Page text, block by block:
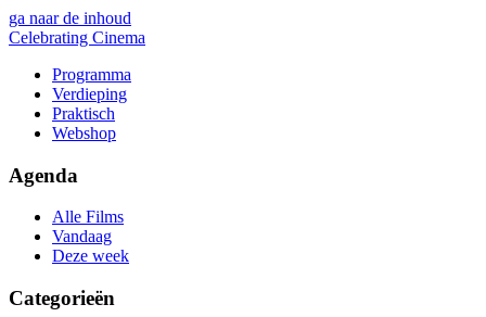
ga naar de inhoud
Celebrating Cinema
Programma
Verdieping
Praktisch
Webshop
Agenda
Alle Films
Vandaag
Deze week
Categorieën